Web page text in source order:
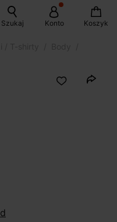
Szukaj Konto Koszyk